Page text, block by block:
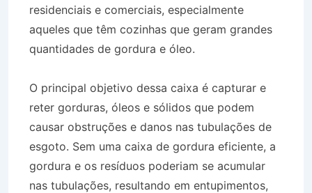
residenciais e comerciais, especialmente
aqueles que têm cozinhas que geram grandes
quantidades de gordura e óleo.
O principal objetivo dessa caixa é capturar e
reter gorduras, óleos e sólidos que podem
causar obstruções e danos nas tubulações de
esgoto. Sem uma caixa de gordura eficiente, a
gordura e os resíduos poderiam se acumular
nas tubulações, resultando em entupimentos,